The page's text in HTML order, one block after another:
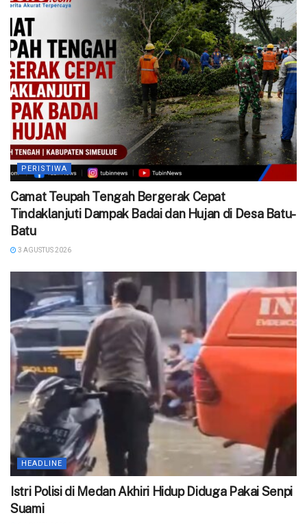
PERISTIWA
Camat Teupah Tengah Bergerak Cepat
Tindaklanjuti Dampak Badai dan Hujan di Desa Batu-
Batu
3 AGUSTUS 2026
HEADLINE
‎Istri Polisi di Medan Akhiri Hidup Diduga Pakai Senpi
Suami